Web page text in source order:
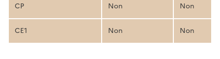
CP Non Non
CE1 Non Non